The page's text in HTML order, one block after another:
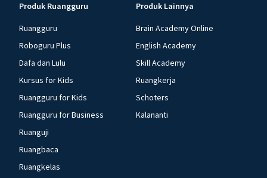
Produk Ruangguru
Ruangguru
Roboguru Plus
Dafa dan Lulu
Kursus for Kids
Ruangguru for Kids
Ruangguru for Business
Ruanguji
Ruangbaca
Ruangkelas
Produk Lainnya
Brain Academy Online
English Academy
Skill Academy
Ruangkerja
Schoters
Kalananti